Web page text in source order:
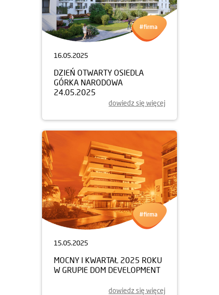
16.05.2025
DZIEŃ OTWARTY OSIEDLA
GÓRKA NARODOWA
24.05.2025
dowiedz się więcej
15.05.2025
MOCNY I KWARTAŁ 2025 ROKU
W GRUPIE DOM DEVELOPMENT
dowiedz się więcej